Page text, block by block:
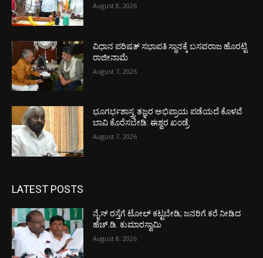
August 8, 2026
ವಿಧಾನ ಪರಿಷತ್ ಸಭಾಪತಿ ಸ್ಥಾನಕ್ಕೆ ಬಸವರಾಜ ಹೊರಟ್ಟಿ
ರಾಜೀನಾಮೆ
August 7, 2026
ಭೂಗರ್ಭಶಾಸ್ತ್ರ ತಜ್ಞರ ಅಭಿಪ್ರಾಯ ಪಡೆಯದೆ ಕೊಳವೆ
ಬಾವಿ ಕೊರೆಸಬೇಡಿ: ಈಶ್ವರ ಖಂಡ್ರೆ
August 7, 2026
LATEST POSTS
ನೈಸ್ ರಸ್ತೆಗೆ ಟೋಲ್ ಕಟ್ಟಬೇಡಿ; ಜನರಿಗೆ ಕರೆ ನೀಡಿದ
ಹೆಚ್.ಡಿ. ಕುಮಾರಸ್ವಾಮಿ
August 8, 2026